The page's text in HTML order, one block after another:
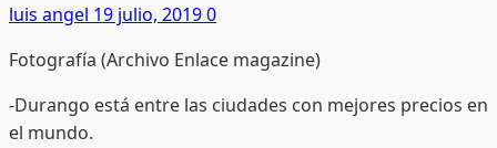
luis angel 19 julio, 20190
Fotografía (Archivo Enlace magazine)
-Durango está entre las ciudades con mejores precios en
el mundo.